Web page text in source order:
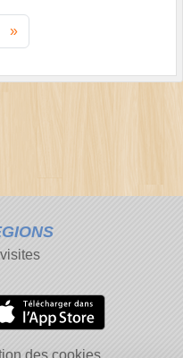
»
visites
des cookies